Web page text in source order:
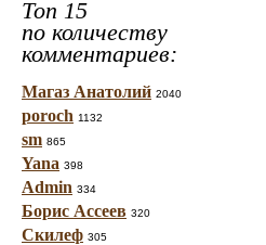
Топ 15
по количеству
комментариев:
Магаз Анатолий 2040
poroch 1132
sm 865
Yana 398
Admin 334
Борис Ассеев 320
Скилеф 305